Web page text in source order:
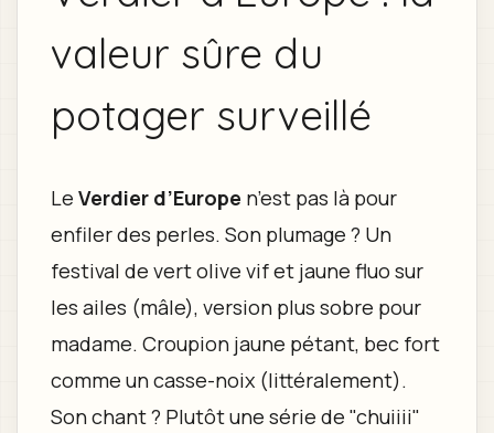
valeur sûre du
potager surveillé
Le Verdier d’Europe n’est pas là pour
enfiler des perles. Son plumage ? Un
festival de vert olive vif et jaune fluo sur
les ailes (mâle), version plus sobre pour
madame. Croupion jaune pétant, bec fort
comme un casse-noix (littéralement).
Son chant ? Plutôt une série de "chuiiii"